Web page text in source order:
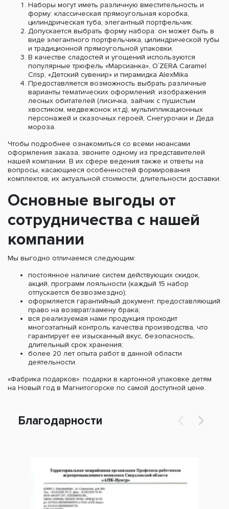
Наборы могут иметь различную вместительность и
форму: классическая прямоугольная коробка,
цилиндрическая туба, элегантный портфельчик.
Допускается выбрать форму набора: он может быть в
виде элегантного портфельчика, цилиндрической тубы
и традиционной прямоугольной упаковки.
В качестве сладостей и угощений используются
популярные трюфель «Марсианка», O`ZERA Caramel
Crisp, «Детский сувенир» и пирамидка AlexMika.
Предоставляется возможность выбрать различные
варианты тематических оформлений: изображения
лесных обитателей (лисичка, зайчик с пушистым
хвостиком, медвежонок и.т.д), мультипликационных
персонажей и сказочных героей, Снегурочки и Деда
мороза.
Чтобы подробнее ознакомиться со всеми нюансами
оформления заказа, звоните одному из представителей
нашей компании. В их сфере ведения также и ответы на
вопросы, касающиеся особенностей формирования
комплектов, их актуальной стоимости, длительности доставки.
Основные выгоды от
сотрудничества с нашей
компании
Мы выгодно отличаемся следующим:
постоянное наличие систем действующих скидок,
акций, программ лояльности (каждый 15 набор
отпускается безвозмездно);
оформляется гарантийный документ, предоставляющий
право на возврат/замену брака;
вся реализуемая нами продукция проходит
многоэтапный контроль качества производства, что
гарантирует ее изысканный вкус, безопасность,
длительный срок хранения;
более 20 лет опыта работ в данной области
деятельности.
«Фабрика подарков»: подарки в картонной упаковке детям
на Новый год в Магнитогорске по самой доступной цене.
Благодарности